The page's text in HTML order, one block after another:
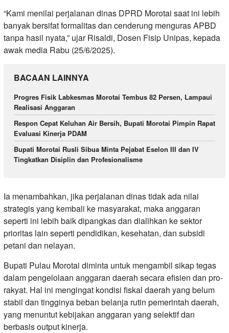
“Kami menilai perjalanan dinas DPRD Morotai saat ini lebih
banyak bersifat formalitas dan cenderung menguras APBD
tanpa hasil nyata,” ujar Risaldi, Dosen Fisip Unipas, kepada
awak media Rabu (25/6/2025).
BACAAN LAINNYA
Progres Fisik Labkesmas Morotai Tembus 82 Persen, Lampaui
Realisasi Anggaran
Respon Cepat Keluhan Air Bersih, Bupati Morotai Pimpin Rapat
Evaluasi Kinerja PDAM
Bupati Morotai Rusli Sibua Minta Pejabat Eselon III dan IV
Tingkatkan Disiplin dan Profesionalisme
Ia menambahkan, jika perjalanan dinas tidak ada nilai
strategis yang kembali ke masyarakat, maka anggaran
seperti ini lebih baik dipangkas dan dialihkan ke sektor
prioritas lain seperti pendidikan, kesehatan, dan subsidi
petani dan nelayan.
Bupati Pulau Morotai diminta untuk mengambil sikap tegas
dalam pengelolaan anggaran daerah secara efisien dan pro-
rakyat. Hal ini mengingat kondisi fiskal daerah yang belum
stabil dan tingginya beban belanja rutin pemerintah daerah,
yang menuntut kebijakan anggaran yang selektif dan
berbasis output kinerja.